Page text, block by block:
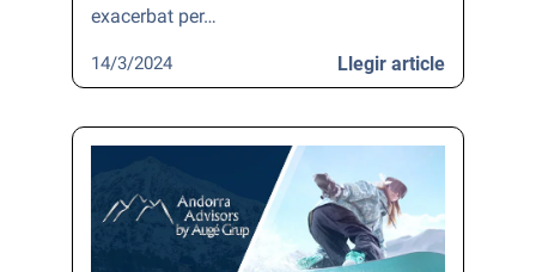
exacerbat per…
Llegir article
14/3/2024